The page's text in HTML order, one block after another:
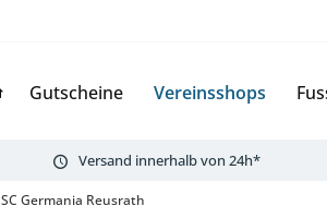
Gutscheine Vereinsshops
Versand innerhalb von 24h*
SC Germania Reusrath